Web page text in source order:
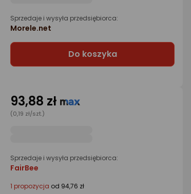
Sprzedaje i wysyła przedsiębiorca:
Morele.net
Do koszyka
93,88 zł
(0,19 zł/szt.)
Sprzedaje i wysyła przedsiębiorca:
FairBee
1 propozycja od 94,76 zł